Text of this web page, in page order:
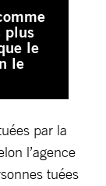
plus
le
le
par la
l’agence
tuées